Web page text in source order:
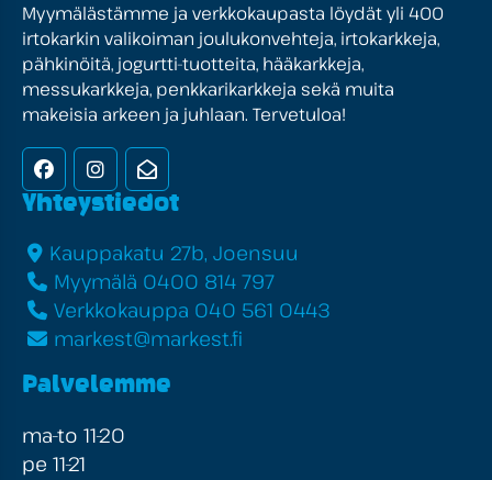
Myymälästämme ja verkkokaupasta löydät yli 400
irtokarkin valikoiman joulukonvehteja, irtokarkkeja,
pähkinöitä, jogurtti-tuotteita, hääkarkkeja,
messukarkkeja, penkkarikarkkeja sekä muita
makeisia arkeen ja juhlaan. Tervetuloa!
FacebookInstagramUutiskirje
Yhteystiedot
Kauppakatu 27b, Joensuu
Myymälä 0400 814 797
Verkkokauppa 040 561 0443
markest@markest.fi
Palvelemme
ma-to 11-20
pe 11-21